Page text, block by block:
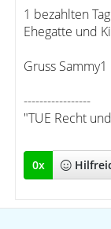
1 bezahlten
Ehegatte und
Gruss Sammy1
-----------------
"TUE Recht
0x